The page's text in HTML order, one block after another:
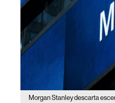
Morgan Stanley descarta